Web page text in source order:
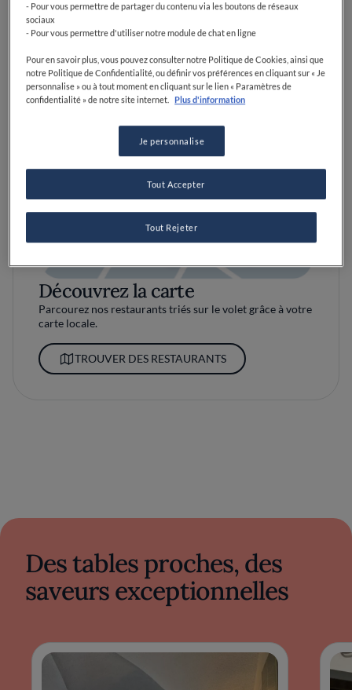
Découvrez la carte
Parcourez nos restaurants triés sur le volet grâce à votre
carte locale.
TROUVER DES RESTAURANTS
Des tables proches, des
saveurs exceptionnelles
- Pour vous permettre de partager du contenu via les boutons de réseaux
sociaux
- Pour vous permettre d'utiliser notre module de chat en ligne
Pour en savoir plus, vous pouvez consulter notre Politique de Cookies, ainsi que
notre Politique de Confidentialité, ou définir vos préférences en cliquant sur « Je
personnalise » ou à tout moment en cliquant sur le lien « Paramètres de
confidentialité » de notre site internet.
Plus d'information
Je personnalise
Tout Rejeter
Tout Accepter